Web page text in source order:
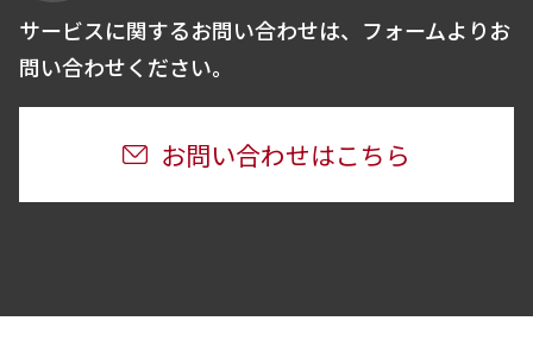
サービスに関するお問い合わせは、 フォームよりお
問い合わせください。
お問い合わせはこちら